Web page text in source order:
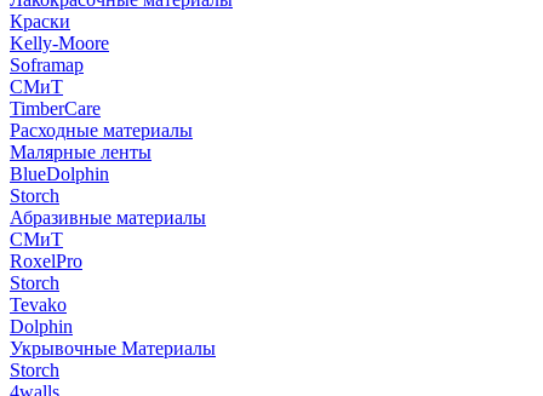
Краски
Kelly-Moore
Soframap
СМиТ
TimberCare
Расходные материалы
Малярные ленты
BlueDolphin
Storch
Абразивные материалы
СМиТ
RoxelPro
Storch
Tevako
Dolphin
Укрывочные Материалы
Storch
4walls